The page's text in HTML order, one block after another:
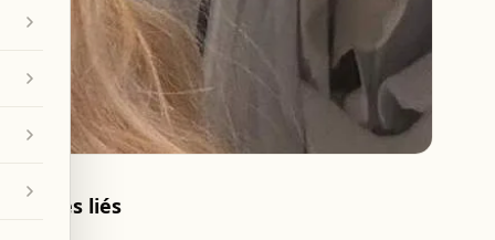
Articles liés